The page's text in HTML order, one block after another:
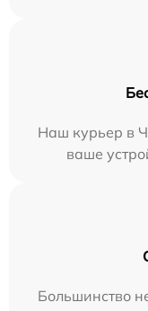
Наш курьер в
ваше
Большинство